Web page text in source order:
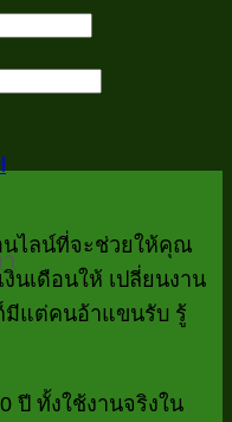
นไลน์ที่จะช่วยให้คุณ
นเดือนให้ เปลี่ยนงาน
มีแต่คนอ้าแขนรับ รู้
ปี ทั้งใช้งานจริงใน